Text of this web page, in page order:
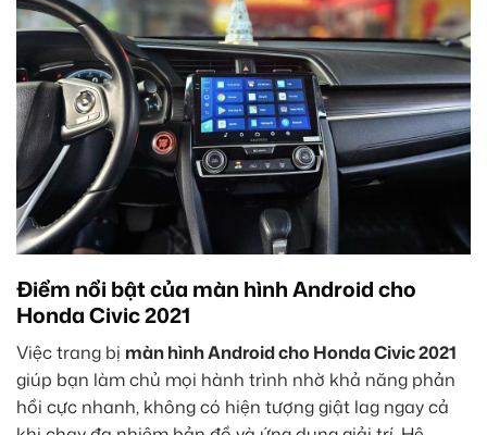
Điểm nổi bật của màn hình Android cho
Honda Civic 2021
Việc trang bị màn hình Android cho Honda Civic 2021
giúp bạn làm chủ mọi hành trình nhờ khả năng phản
hồi cực nhanh, không có hiện tượng giật lag ngay cả